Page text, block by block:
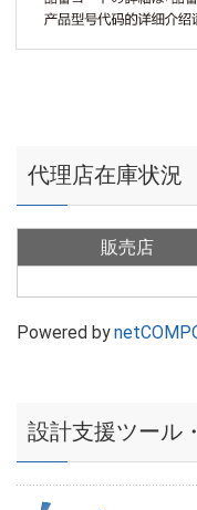
代理店在庫状況
販売店
Powered by
設計支援ツール